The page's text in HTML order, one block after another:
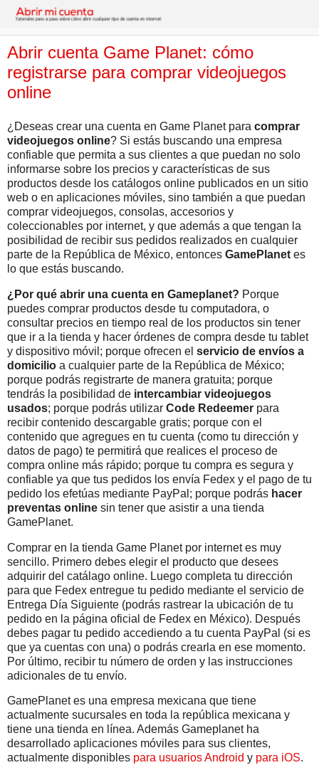
Abrir cuenta Game Planet: cómo
registrarse para comprar videojuegos
online
¿Deseas crear una cuenta en Game Planet para comprar
videojuegos online? Si estás buscando una empresa
confiable que permita a sus clientes a que puedan no solo
informarse sobre los precios y características de sus
productos desde los catálogos online publicados en un sitio
web o en aplicaciones móviles, sino también a que puedan
comprar videojuegos, consolas, accesorios y
coleccionables por internet, y que además a que tengan la
posibilidad de recibir sus pedidos realizados en cualquier
parte de la República de México, entonces GamePlanet es
lo que estás buscando.
¿Por qué abrir una cuenta en Gameplanet? Porque
puedes comprar productos desde tu computadora, o
consultar precios en tiempo real de los productos sin tener
que ir a la tienda y hacer órdenes de compra desde tu tablet
y dispositivo móvil; porque ofrecen el servicio de envíos a
domicilio a cualquier parte de la República de México;
porque podrás registrarte de manera gratuita; porque
tendrás la posibilidad de intercambiar videojuegos
usados; porque podrás utilizar Code Redeemer para
recibir contenido descargable gratis; porque con el
contenido que agregues en tu cuenta (como tu dirección y
datos de pago) te permitirá que realices el proceso de
compra online más rápido; porque tu compra es segura y
confiable ya que tus pedidos los envía Fedex y el pago de tu
pedido los efetúas mediante PayPal; porque podrás hacer
preventas online sin tener que asistir a una tienda
GamePlanet.
Comprar en la tienda Game Planet por internet es muy
sencillo. Primero debes elegir el producto que desees
adquirir del catálago online. Luego completa tu dirección
para que Fedex entregue tu pedido mediante el servicio de
Entrega Día Siguiente (podrás rastrear la ubicación de tu
pedido en la página oficial de Fedex en México). Después
debes pagar tu pedido accediendo a tu cuenta PayPal (si es
que ya cuentas con una) o podrás crearla en ese momento.
Por último, recibir tu número de orden y las instrucciones
adicionales de tu envío.
GamePlanet es una empresa mexicana que tiene
actualmente sucursales en toda la república mexicana y
tiene una tienda en línea. Además Gameplanet ha
desarrollado aplicaciones móviles para sus clientes,
actualmente disponibles para usuarios Android y para iOS.